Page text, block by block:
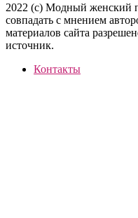
2022 (c) Модный женский
совпадать с мнением
материалов сайта
источник.
Контакты